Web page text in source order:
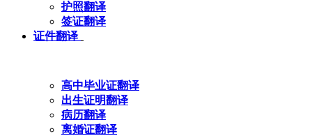
护照翻译
签证翻译
证件翻译
高中毕业证翻译
出生证明翻译
病历翻译
离婚证翻译